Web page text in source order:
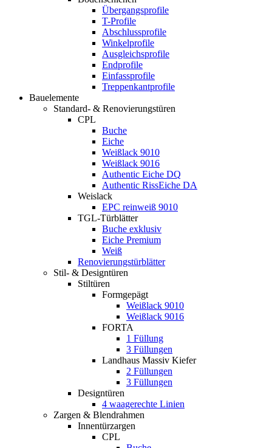
Übergangsprofile
T-Profile
Abschlussprofile
Winkelprofile
Ausgleichsprofile
Endprofile
Einfassprofile
Treppenkantprofile
Bauelemente
Standard- & Renovierungstüren
CPL
Buche
Eiche
Weißlack 9010
Weißlack 9016
Authentic Eiche DQ
Authentic RissEiche DA
Weislack
EPC reinweiß 9010
TGL-Türblätter
Buche exklusiv
Eiche Premium
Weiß
Renovierungstürblätter
Stil- & Designtüren
Stiltüren
Formgepägt
Weißlack 9010
Weißlack 9016
FORTA
1 Füllung
3 Füllungen
Landhaus Massiv Kiefer
2 Füllungen
3 Füllungen
Designtüren
4 waagerechte Linien
Zargen & Blendrahmen
Innentürzargen
CPL